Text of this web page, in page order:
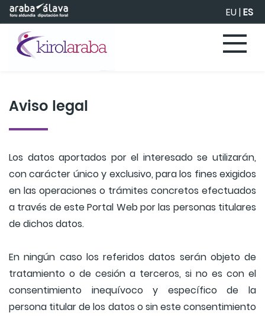
Saltar al contenido principal EU|ES
Aviso legal
Los datos aportados por el interesado se utilizarán,
con carácter único y exclusivo, para los fines exigidos
en las operaciones o trámites concretos efectuados
a través de este Portal Web por las personas titulares
de dichos datos.
En ningún caso los referidos datos serán objeto de
tratamiento o de cesión a terceros, si no es con el
consentimiento inequívoco y específico de la
persona titular de los datos o sin este consentimiento